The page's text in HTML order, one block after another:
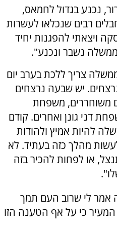
נכנע בגדול לחמאס,
רבים שנכלאו לעשרות
ויצאתי להפגנות יחיד
נשבר ונכנע".
צריך ללכת בערב יום
יש שבעה נרצחים
משוחררים, משפחת
דני גונן ואחרים. קודם
להיות אמיץ ולהודות
מהלך כזה בעתיד. לא
או לפחות להכיר בזה
לי שרוב העם תמך
כי על אף הטענה הזו